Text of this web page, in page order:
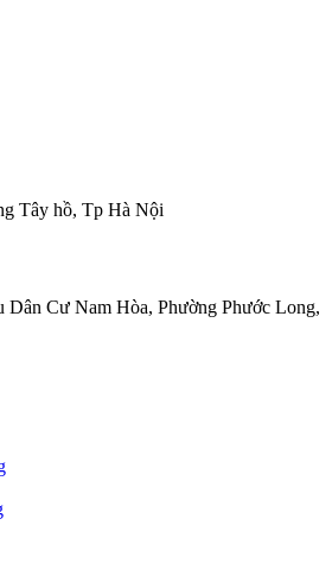
Tây hồ, Tp Hà Nội
Dân Cư Nam Hòa, Phường Phước Long,